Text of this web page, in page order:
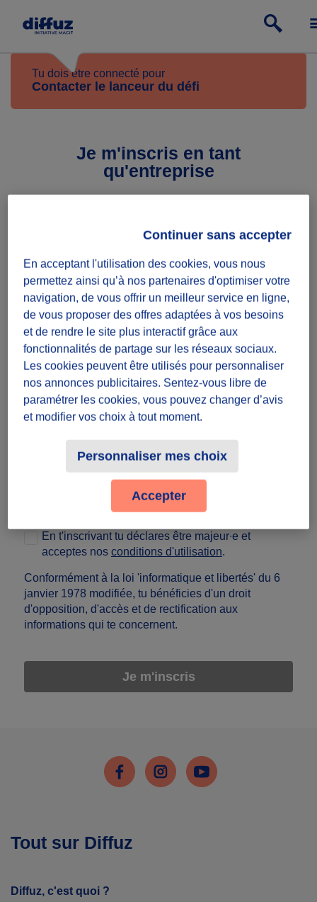
Tu dois être connecté pour
Contacter le lanceur du défi
Je m'inscris en tant
qu'entreprise
Nom du représentant légal
Numéro SIREN
Numéro de téléphone
Email
Confirmation du mot de passe
En t'inscrivant tu déclares être majeur∙e et
acceptes nos conditions d'utilisation.
Conformément à la loi 'informatique et libertés' du 6
janvier 1978 modifiée, tu bénéficies d'un droit
d'opposition, d'accès et de rectification aux
informations qui te concernent.
Je m'inscris
FacebookInstagramYoutube
Tout sur Diffuz
Diffuz, c'est quoi ?
En acceptant l'utilisation des cookies, vous nous
permettez ainsi qu’à nos partenaires d'optimiser votre
navigation, de vous offrir un meilleur service en ligne,
de vous proposer des offres adaptées à vos besoins
et de rendre le site plus interactif grâce aux
fonctionnalités de partage sur les réseaux sociaux.
Les cookies peuvent être utilisés pour personnaliser
nos annonces publicitaires. Sentez-vous libre de
paramétrer les cookies, vous pouvez changer d’avis
et modifier vos choix à tout moment.
Personnaliser mes choix
Continuer sans accepter
Accepter